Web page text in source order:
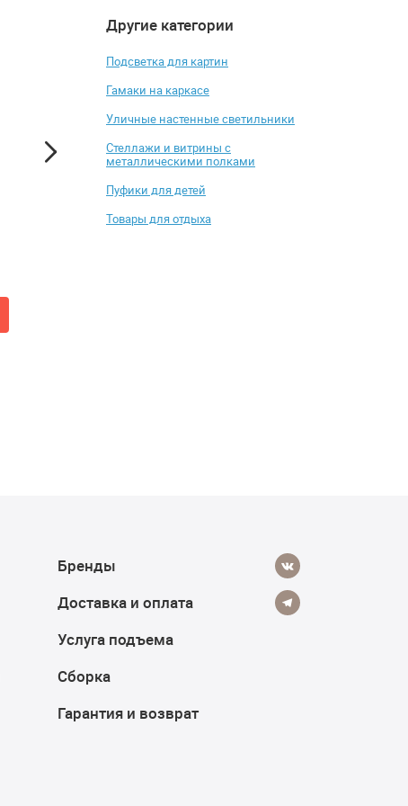
Другие категории
Подсветка для картин
Гамаки на каркасе
Уличные настенные светильники
Стеллажи и витрины с
металлическими полками
Пуфики для детей
Товары для отдыха
Шезлонг с подлокотниками
Бренды
Доставка и оплата
Услуга подъема
Сборка
Гарантия и возврат